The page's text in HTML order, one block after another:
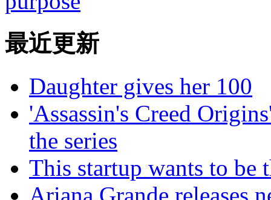
最近更新
Daughter gives her 100
'Assassin's Creed
the series
This startup wants to be